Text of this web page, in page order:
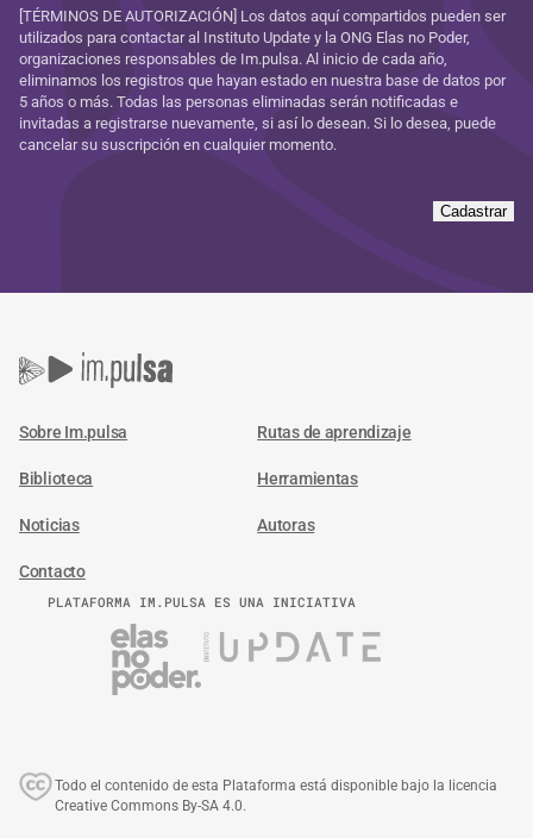
[TÉRMINOS DE AUTORIZACIÓN] Los datos aquí compartidos pueden ser
utilizados para contactar al Instituto Update y la ONG Elas no Poder,
organizaciones responsables de Im.pulsa. Al inicio de cada año,
eliminamos los registros que hayan estado en nuestra base de datos por
5 años o más. Todas las personas eliminadas serán notificadas e
invitadas a registrarse nuevamente, si así lo desean. Si lo desea, puede
cancelar su suscripción en cualquier momento.
Cadastrar
Sobre Im.pulsa Rutas de aprendizaje
Biblioteca Herramientas
Noticias Autoras
Contacto
PLATAFORMA IM.PULSA ES UNA INICIATIVA
Todo el contenido de esta Plataforma está disponible bajo la licencia
Creative Commons By-SA 4.0.